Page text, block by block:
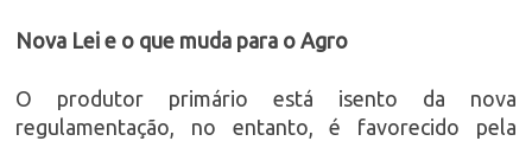
Nova Lei e o que muda para o Agro
O produtor primário está isento da nova
regulamentação, no entanto, é favorecido pela